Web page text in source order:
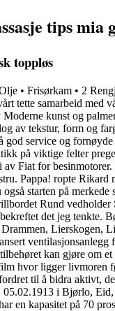
tips mia
toppløs
• Frisørkam • 2
tette samarbeid med
kunst og
av tekstur, form og
god service og
på viktige felter
Fiat for
Pappa! ropte
starten på
Rund
det jeg tenkte.
Lierskogen,
ventilasjonsanlegg
kan gjøre om
hvor ligger livmoren
til å bidra aktivt,
i Bjørlo,
en kapasitet på 70